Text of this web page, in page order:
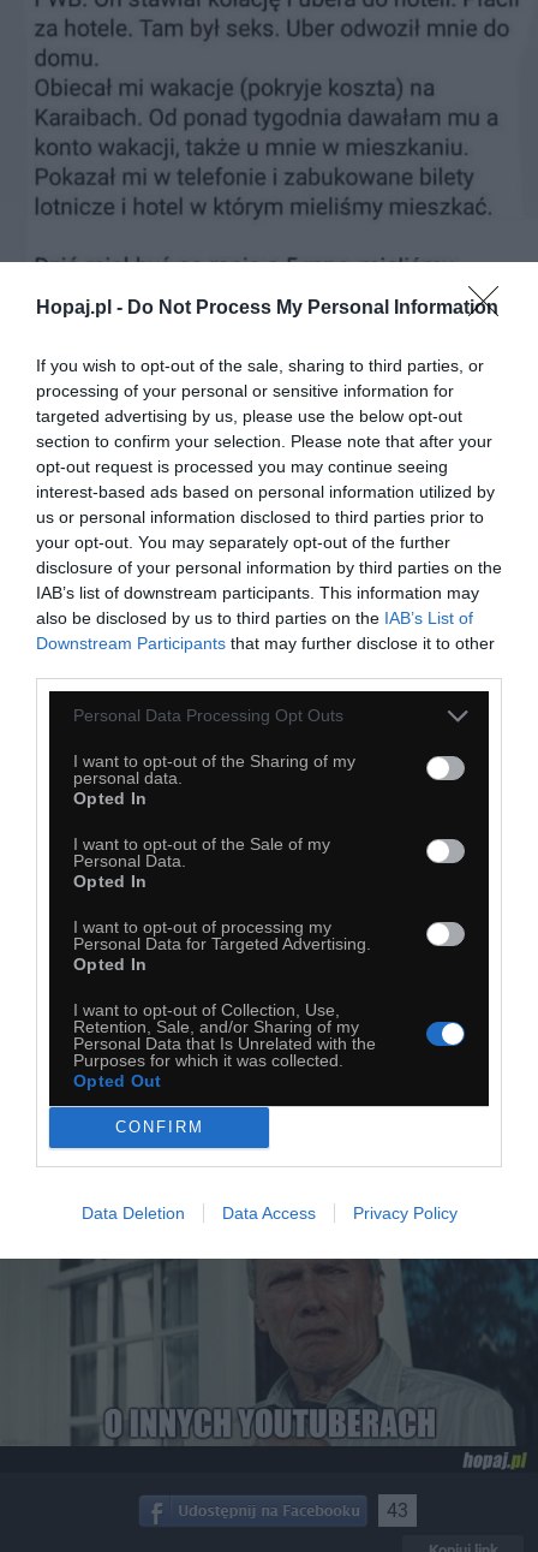
Hopaj.pl - Do Not Process My Personal Information
If you wish to opt-out of the sale, sharing to third parties, or
processing of your personal or sensitive information for
targeted advertising by us, please use the below opt-out
section to confirm your selection. Please note that after your
opt-out request is processed you may continue seeing
interest-based ads based on personal information utilized by
us or personal information disclosed to third parties prior to
your opt-out. You may separately opt-out of the further
disclosure of your personal information by third parties on the
IAB’s list of downstream participants. This information may
also be disclosed by us to third parties on the IAB’s List of
Downstream Participants that may further disclose it to other
Personal Data Processing Opt Outs
I want to opt-out of the Sharing of my
personal data.
Opted In
I want to opt-out of the Sale of my
Personal Data.
Opted In
I want to opt-out of processing my
Personal Data for Targeted Advertising.
Opted In
I want to opt-out of Collection, Use,
Retention, Sale, and/or Sharing of my
Personal Data that Is Unrelated with the
Purposes for which it was collected.
Opted Out
CONFIRM
Data Deletion Data Access Privacy Policy
33
Kopiuj link
Pudelek na youtube
43